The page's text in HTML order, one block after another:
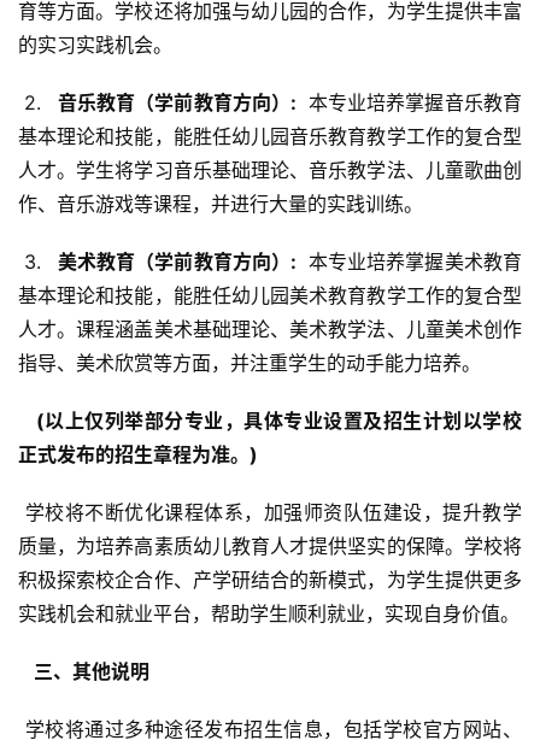
育等方面。学校还将加强与幼儿园的合作，为学生提供丰富
的实习实践机会。
2.
  音乐教育（学前教育方向）:
本专业培养掌握音乐教育
基本理论和技能，能胜任幼儿园音乐教育教学工作的复合型
人才。学生将学习音乐基础理论、音乐教学法、儿童歌曲创
作、音乐游戏等课程，并进行大量的实践训练。
3.
  美术教育（学前教育方向）:
本专业培养掌握美术教育
基本理论和技能，能胜任幼儿园美术教育教学工作的复合型
人才。课程涵盖美术基础理论、美术教学法、儿童美术创作
指导、美术欣赏等方面，并注重学生的动手能力培养。
  (以上仅列举部分专业，具体专业设置及招生计划以学校
正式发布的招生章程为准。)
质量，为培养高素质幼儿教育人才提供坚实的保障。学校将
积极探索校企合作、产学研结合的新模式，为学生提供更多
实践机会和就业平台，帮助学生顺利就业，实现自身价值。
  三、其他说明